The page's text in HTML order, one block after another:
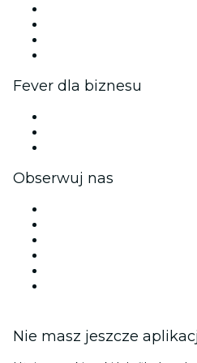
Fever dla biznesu
Obserwuj nas
Nie masz jeszcze